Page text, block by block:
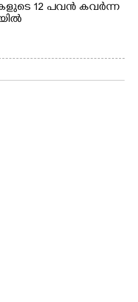
12 പവൻ കവർന്ന